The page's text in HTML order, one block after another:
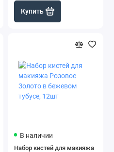
Купить
В наличии
Набор кистей для макияжа